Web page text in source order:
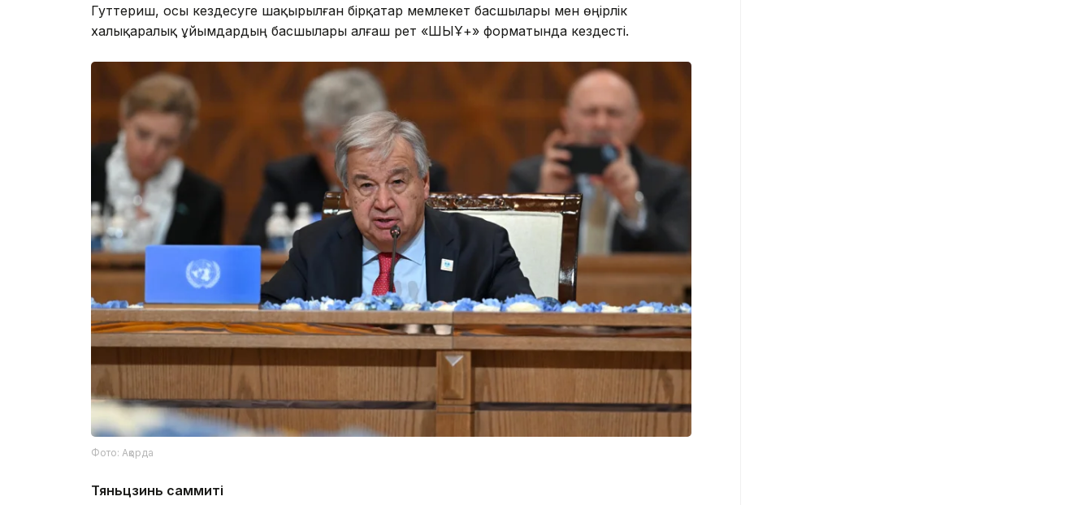
Гуттериш, осы кездесуге шақырылған бірқатар мемлекет басшылары мен өңірлік
халықаралық ұйымдардың басшылары алғаш рет «ШЫҰ+» форматында кездесті.
Фото: Ақорда
Тяньцзинь саммиті